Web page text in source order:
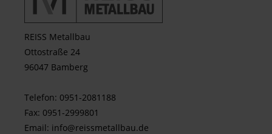
REISS Metallbau
Ottostraße 24
96047 Bamberg
Telefon: 0951-2081188
Fax: 0951-2999801
Email: info@reissmetallbau.de